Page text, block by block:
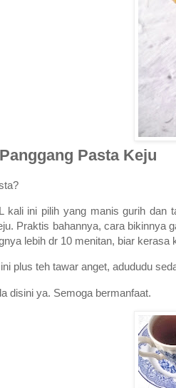
Pasta Keju
kali ini pilih yang manis gurih dan
Praktis bahannya, cara bikinnya
lebih dr 10 menitan, biar kerasa
plus teh tawar anget, adududu
disini ya. Semoga bermanfaat.